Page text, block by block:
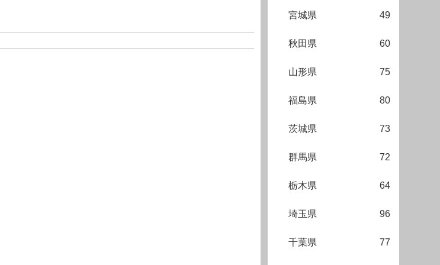
宮城県 49
秋田県 60
山形県 75
福島県 80
茨城県 73
群馬県 72
栃木県 64
埼玉県 96
千葉県 77